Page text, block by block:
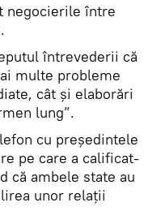
negocierile între
întrevederii că
multe probleme
cât și elaborări
lung”.
cu președintele
pe care a calificat-
că ambele state au
unor relații